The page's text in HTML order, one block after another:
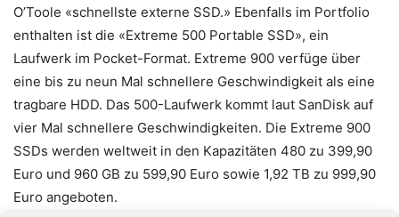
O’Toole «schnellste externe SSD.» Ebenfalls im Portfolio
enthalten ist die «Extreme 500 Portable SSD», ein
Laufwerk im Pocket-Format. Extreme 900 verfüge über
eine bis zu neun Mal schnellere Geschwindigkeit als eine
tragbare HDD. Das 500-Laufwerk kommt laut SanDisk auf
vier Mal schnellere Geschwindigkeiten. Die Extreme 900
SSDs werden weltweit in den Kapazitäten 480 zu 399,90
Euro und 960 GB zu 599,90 Euro sowie 1,92 TB zu 999,90
Euro angeboten.